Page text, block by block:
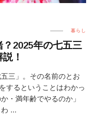
暮らし
2025年の七五三
！
三」。その名前のとお
するということはわかっ
・満年齢でやるのか」
わ …